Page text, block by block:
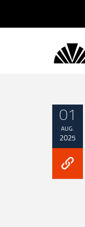
01
AUG.
2025